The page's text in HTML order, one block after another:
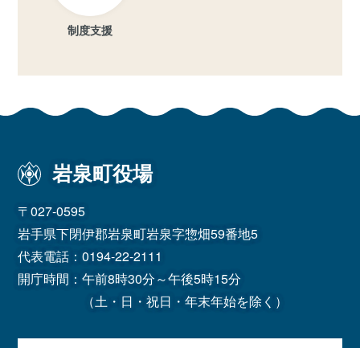
制度支援
岩泉町役場
〒027-0595
岩手県下閉伊郡岩泉町岩泉字惣畑59番地5
代表電話：0194-22-2111
開庁時間：午前8時30分～午後5時15分
（土・日・祝日・年末年始を除く）